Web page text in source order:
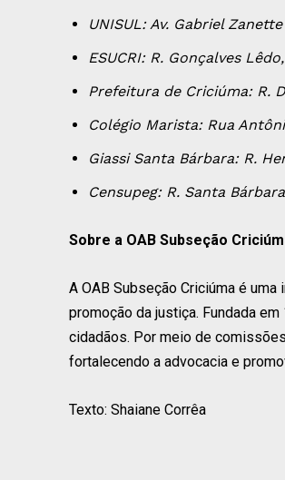
UNISUL: Av. Gabriel
ESUCRI: R. Gonçalves
Prefeitura de Criciúma: R.
Colégio Marista: Rua
Giassi Santa Bárbara: R.
Censupeg: R. Santa
Sobre a OAB Subseção
A OAB Subseção Criciúma é
promoção da justiça. Fundada
cidadãos. Por meio de
fortalecendo a advocacia e
Texto: Shaiane Corrêa